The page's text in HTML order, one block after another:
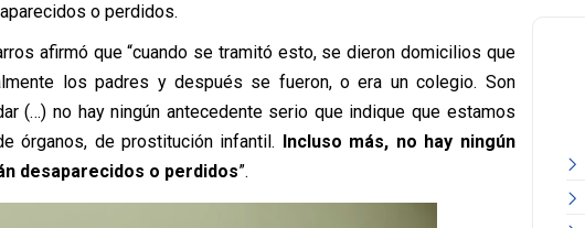
o perdidos.
afirmó que “cuando se tramitó esto, se dieron domicilios que
los padres y después se fueron, o era un colegio. Son
(…) no hay ningún antecedente serio que indique que estamos
órganos, de prostitución infantil. Incluso más, no hay ningún
desaparecidos o perdidos”.